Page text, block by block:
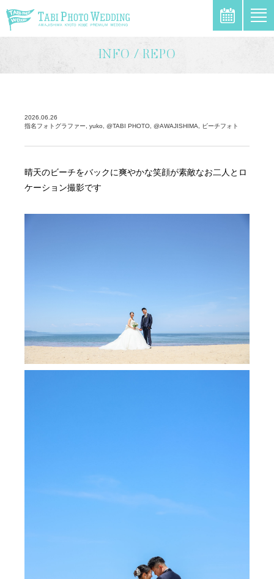
INFO / REPO
2026.06.26
指名フォトグラファー, yuko, @TABI PHOTO, @AWAJISHIMA, ビーチフォト
晴天のビーチをバックに爽やかな笑顔が素敵なお二人とロ
ケーション撮影です